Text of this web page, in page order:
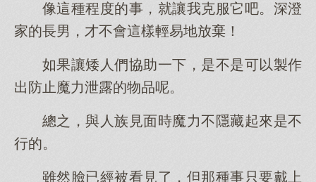
像這種程度的事，就讓我克服它吧。深澄
家的長男，才不會這樣輕易地放棄！
如果讓矮人們協助一下，是不是可以製作
出防止魔力泄露的物品呢。
總之，與人族見面時魔力不隱藏起來是不
行的。
雖然臉已經被看見了，但那種事只要戴上